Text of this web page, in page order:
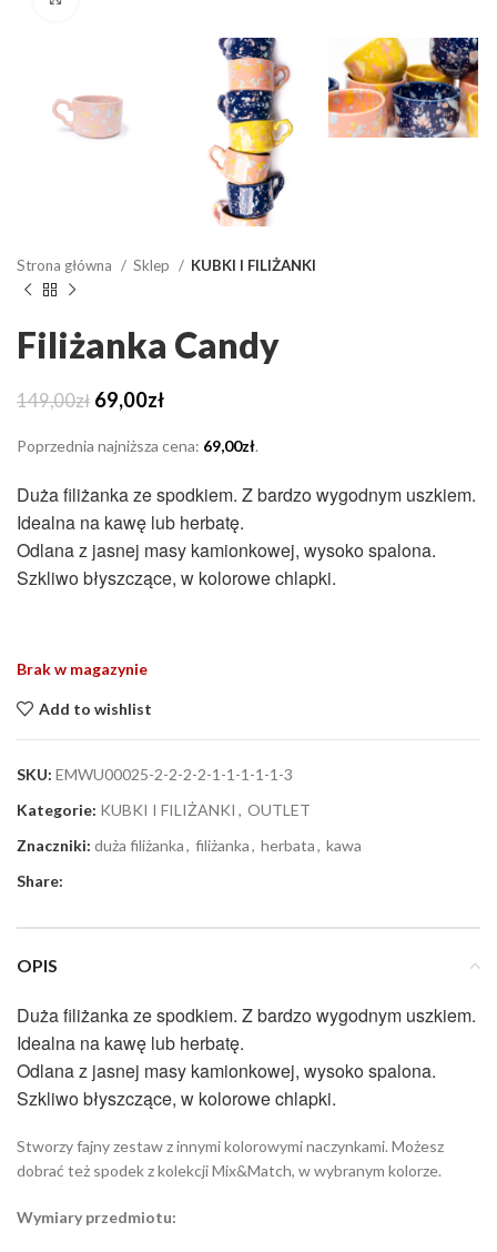
Strona główna Sklep KUBKI I FILIŻANKI
Filiżanka Candy
149,00zł Pierwotna
wynosiła:
69,00złAktualna
wynosi:
Poprzednia najniższa cena: 69,00zł.
Duża filiżanka ze spodkiem. Z bardzo wygodnym uszkiem.
Idealna na kawę lub herbatę.
Odlana z jasnej masy kamionkowej, wysoko spalona.
Szkliwo błyszczące, w kolorowe chlapki.
Brak w magazynie
Add to wishlist
SKU: EMWU00025-2-2-2-2-1-1-1-1-1-3
Kategorie: KUBKI I FILIŻANKI , OUTLET
Znaczniki: duża filiżanka, filiżanka, herbata, kawa
Share:
OPIS
Duża filiżanka ze spodkiem. Z bardzo wygodnym uszkiem.
Idealna na kawę lub herbatę.
Odlana z jasnej masy kamionkowej, wysoko spalona.
Szkliwo błyszczące, w kolorowe chlapki.
Stworzy fajny zestaw z innymi kolorowymi naczynkami. Możesz
dobrać też spodek z kolekcji Mix&Match, w wybranym kolorze.
Wymiary przedmiotu: